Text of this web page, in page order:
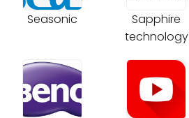
Sapphire
technology
Seasonic